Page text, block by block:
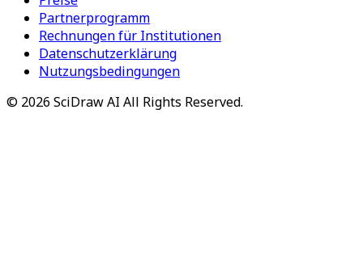
Partnerprogramm
Rechnungen für Institutionen
Datenschutzerklärung
Nutzungsbedingungen
© 2026 SciDraw AI All Rights Reserved.